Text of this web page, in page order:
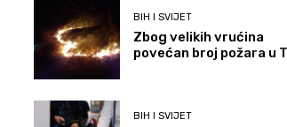
BIH I SVIJET
Zbog velikih vrućina
povećan broj požara u
BIH I SVIJET